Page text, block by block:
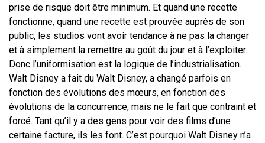
prise de risque doit être minimum. Et quand une recette
fonctionne, quand une recette est prouvée auprès de son
public, les studios vont avoir tendance à ne pas la changer
et à simplement la remettre au goût du jour et à l’exploiter.
Donc l’uniformisation est la logique de l’industrialisation.
Walt Disney a fait du Walt Disney, a changé parfois en
fonction des évolutions des mœurs, en fonction des
évolutions de la concurrence, mais ne le fait que contraint et
forcé. Tant qu’il y a des gens pour voir des films d’une
certaine facture, ils les font. C’est pourquoi Walt Disney n’a